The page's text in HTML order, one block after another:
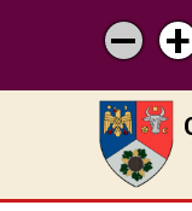
scrisul